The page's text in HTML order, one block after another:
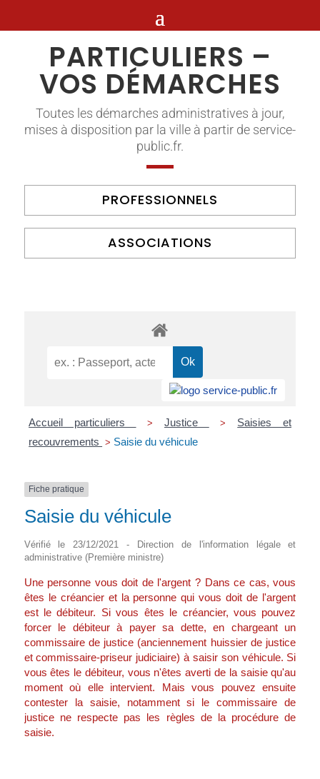
PARTICULIERS –
VOS DÉMARCHES
Toutes les démarches administratives à jour,
mises à disposition par la ville à partir de service-
public.fr.
PROFESSIONNELS
ASSOCIATIONS
Accueil particuliers > Justice >
Saisies et
recouvrements > Saisie du véhicule
Fiche pratique
Saisie du véhicule
Vérifié le 23/12/2021 - Direction de l'information légale et
administrative (Première ministre)
Une personne vous doit de l'argent ? Dans ce cas, vous
êtes le créancier et la personne qui vous doit de l'argent
est le débiteur. Si vous êtes le créancier, vous pouvez
forcer le débiteur à payer sa dette, en chargeant un
commissaire de justice (anciennement huissier de justice
et commissaire-priseur judiciaire) à saisir son véhicule. Si
vous êtes le débiteur, vous n'êtes averti de la saisie qu'au
moment où elle intervient. Mais vous pouvez ensuite
contester la saisie, notamment si le commissaire de
justice ne respecte pas les règles de la procédure de
saisie.